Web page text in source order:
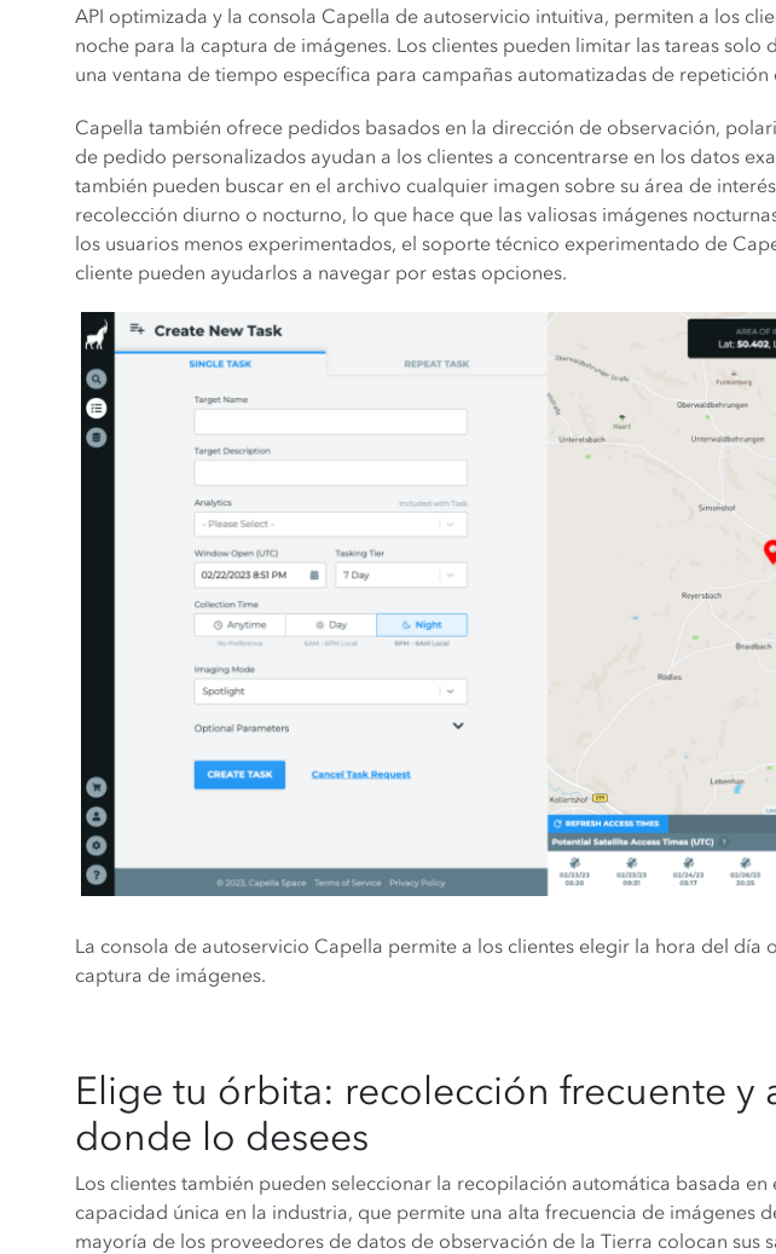
API optimizada y la consola Capella de autoservicio intuitiva, permiten a los
noche para la captura de imágenes. Los clientes pueden limitar las tareas solo
una ventana de tiempo específica para campañas automatizadas de repetición
Capella también ofrece pedidos basados ​​en la dirección de observación,
de pedido personalizados ayudan a los clientes a concentrarse en los datos
también pueden buscar en el archivo cualquier imagen sobre su área de
recolección diurno o nocturno, lo que hace que las valiosas imágenes
los usuarios menos experimentados, el soporte técnico experimentado de
cliente pueden ayudarlos a navegar por estas opciones.
La consola de autoservicio Capella permite a los clientes elegir la hora del día
captura de imágenes.
Elige tu órbita: recolección frecuente y
donde lo desees
Los clientes también pueden seleccionar la recopilación automática basada
capacidad única en la industria, que permite una alta frecuencia de imágenes
mayoría de los proveedores de datos de observación de la Tierra colocan sus